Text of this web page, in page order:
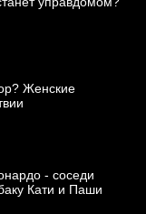
Женские
- соседи
Кати и Паши